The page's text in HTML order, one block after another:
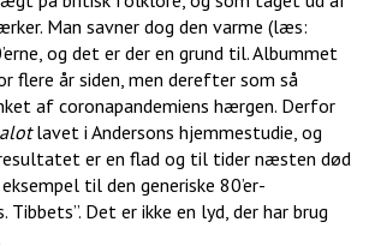
Man savner dog den varme (læs:
og det er der en grund til. Albummet
flere år siden, men derefter som så
af coronapandemiens hærgen. Derfor
lavet i Andersons hjemmestudie, og
er en flad og til tider næsten død
til den generiske 80’er-
Tibbets”. Det er ikke en lyd, der har brug